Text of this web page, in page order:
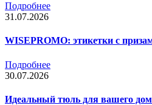
Подробнее
31.07.2026
WISEPROMO: этикетки с
Подробнее
30.07.2026
Идеальный тюль для вашего